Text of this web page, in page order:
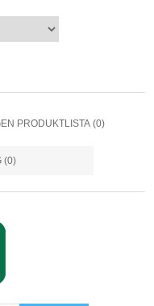
PRODUKTLISTA (0)
(0)